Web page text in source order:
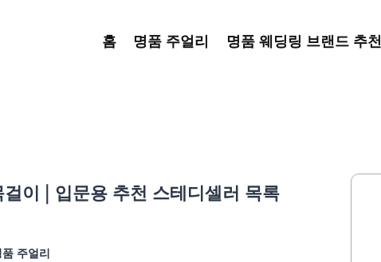
홈 명품 주얼리 명품 웨딩링 브랜드 추천
이 | 입문용 추천 스테디셀러 목록
품 주얼리